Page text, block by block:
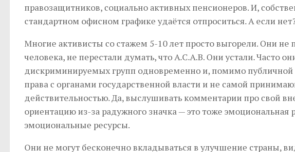
правозащитников, социально активных пенсионеров. И,
стандартном офисном графике удаётся отпроситься. А если
Многие активисты со стажем 5-10 лет просто выгорели. Они не
человека, не перестали думать, что А.С.А.В. Они устали. Часто
дискриминируемых групп одновременно и, помимо
права с органами государственной власти и не самой
действительностью. Да, выслушивать комментарии про свой
ориентацию из-за радужного значка — это тоже эмоциональная
эмоциональные ресурсы.
Они не могут бесконечно вкладываться в улучшение страны,